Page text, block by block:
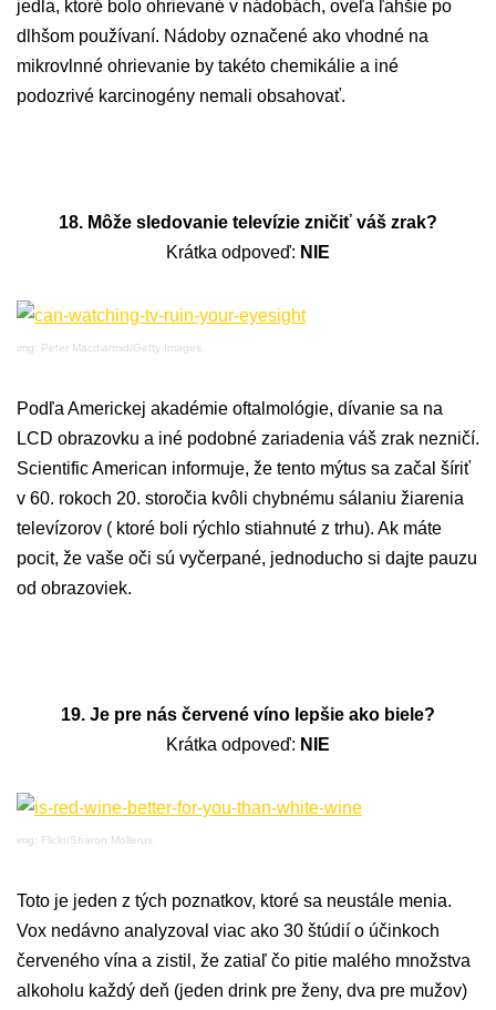
jedla, ktoré bolo ohrievané v nádobách, oveľa ľahšie po
dlhšom používaní. Nádoby označené ako vhodné na
mikrovlnné ohrievanie by takéto chemikálie a iné
podozrivé karcinogény nemali obsahovať.
18. Môže sledovanie televízie zničiť váš zrak?
Krátka odpoveď: NIE
img: Peter Macdiarmid/Getty Images
Podľa Americkej akadémie oftalmológie, dívanie sa na
LCD obrazovku a iné podobné zariadenia váš zrak nezničí.
Scientific American informuje, že tento mýtus sa začal šíriť
v 60. rokoch 20. storočia kvôli chybnému sálaniu žiarenia
televízorov ( ktoré boli rýchlo stiahnuté z trhu). Ak máte
pocit, že vaše oči sú vyčerpané, jednoducho si dajte pauzu
od obrazoviek.
19. Je pre nás červené víno lepšie ako biele?
Krátka odpoveď: NIE
img: Flickr/Sharon Mollerus
Toto je jeden z tých poznatkov, ktoré sa neustále menia.
Vox nedávno analyzoval viac ako 30 štúdií o účinkoch
červeného vína a zistil, že zatiaľ čo pitie malého množstva
alkoholu každý deň (jeden drink pre ženy, dva pre mužov)